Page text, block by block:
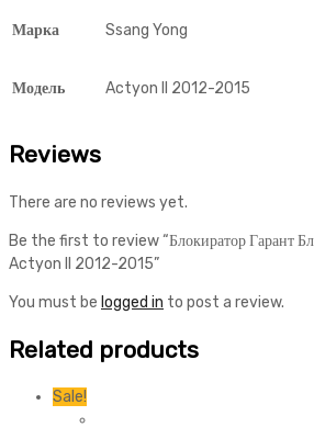
Марка Ssang Yong
Модель Actyon II 2012-2015
Reviews
There are no reviews yet.
Be the first to review “Блокиратор Гарант
Actyon II 2012-2015”
You must be logged in to post a review.
Related products
Sale!